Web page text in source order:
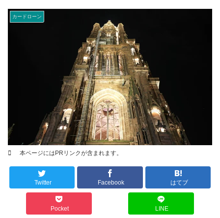
本ページにはPRリンクが含まれます。
カードローン
Twitter Facebook はてブ
Pocket LINE